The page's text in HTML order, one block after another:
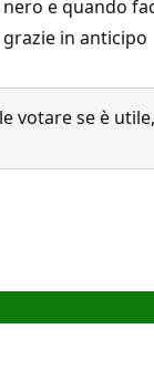
e quando
in anticipo
votare se è